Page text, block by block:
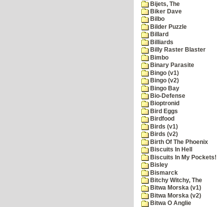
Bijets, The
Biker Dave
Bilbo
Bilder Puzzle
Billard
Billiards
Billy Raster Blaster
Bimbo
Binary Parasite
Bingo (v1)
Bingo (v2)
Bingo Bay
Bio-Defense
Bioptronid
Bird Eggs
Birdfood
Birds (v1)
Birds (v2)
Birth Of The Phoenix
Biscuits In Hell
Biscuits In My Pockets!
Bisley
Bismarck
Bitchy Witchy, The
Bitwa Morska (v1)
Bitwa Morska (v2)
Bitwa O Anglie